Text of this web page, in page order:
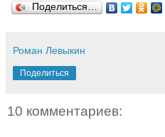
Поделиться…
Роман Левыкин
Поделиться
10 комментариев: